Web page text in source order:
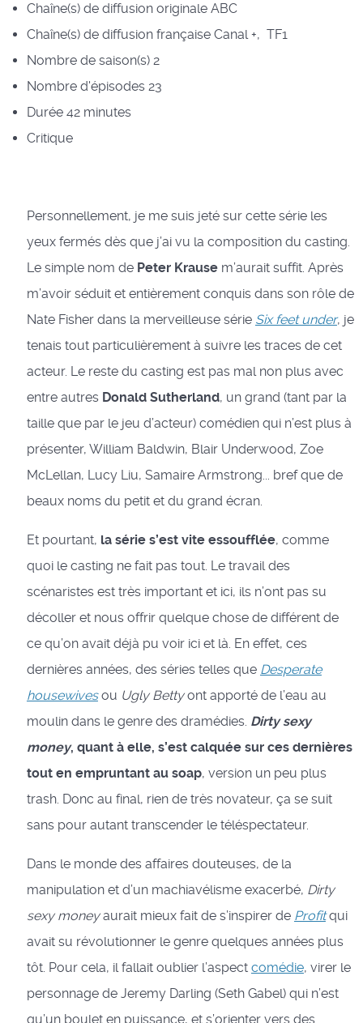
Chaîne(s) de diffusion originale ABC
Chaîne(s) de diffusion française Canal +, TF1
Nombre de saison(s) 2
Nombre d'épisodes 23
Durée 42 minutes
Critique
Personnellement, je me suis jeté sur cette série les
yeux fermés dès que j’ai vu la composition du casting.
Le simple nom de Peter Krausem’aurait suffit. Après
m’avoir séduit et entièrement conquis dans son rôle de
Nate Fisher dans la merveilleuse série Six feet under, je
tenais tout particulièrement à suivre les traces de cet
acteur. Le reste du casting est pas mal non plus avec
entre autres Donald Sutherland, un grand (tant par la
taille que par le jeu d’acteur) comédien qui n’est plus à
présenter, William Baldwin, Blair Underwood, Zoe
McLellan, Lucy Liu, Samaire Armstrong... bref que de
beaux noms du petit et du grand écran.
Et pourtant, la série s’est vite essoufflée, comme
quoi le casting ne fait pas tout. Le travail des
scénaristes est très important et ici, ils n’ont pas su
décoller et nous offrir quelque chose de différent de
ce qu’on avait déjà pu voir ici et là. En effet, ces
dernières années, des séries telles que Desperate
housewivesou Ugly Bettyont apporté de l’eau au
moulin dans le genre des dramédies. Dirty sexy
money, quant à elle, s’est calquée sur ces dernières
tout en empruntant au soap, version un peu plus
trash. Donc au final, rien de très novateur, ça se suit
sans pour autant transcender le téléspectateur.
Dans le monde des affaires douteuses, de la
manipulation et d’un machiavélisme exacerbé, Dirty
sexy moneyaurait mieux fait de s’inspirer de Profitqui
avait su révolutionner le genre quelques années plus
tôt. Pour cela, il fallait oublier l’aspect comédie, virer le
personnage de Jeremy Darling (Seth Gabel) qui n’est
qu’un boulet en puissance, et s’orienter vers des